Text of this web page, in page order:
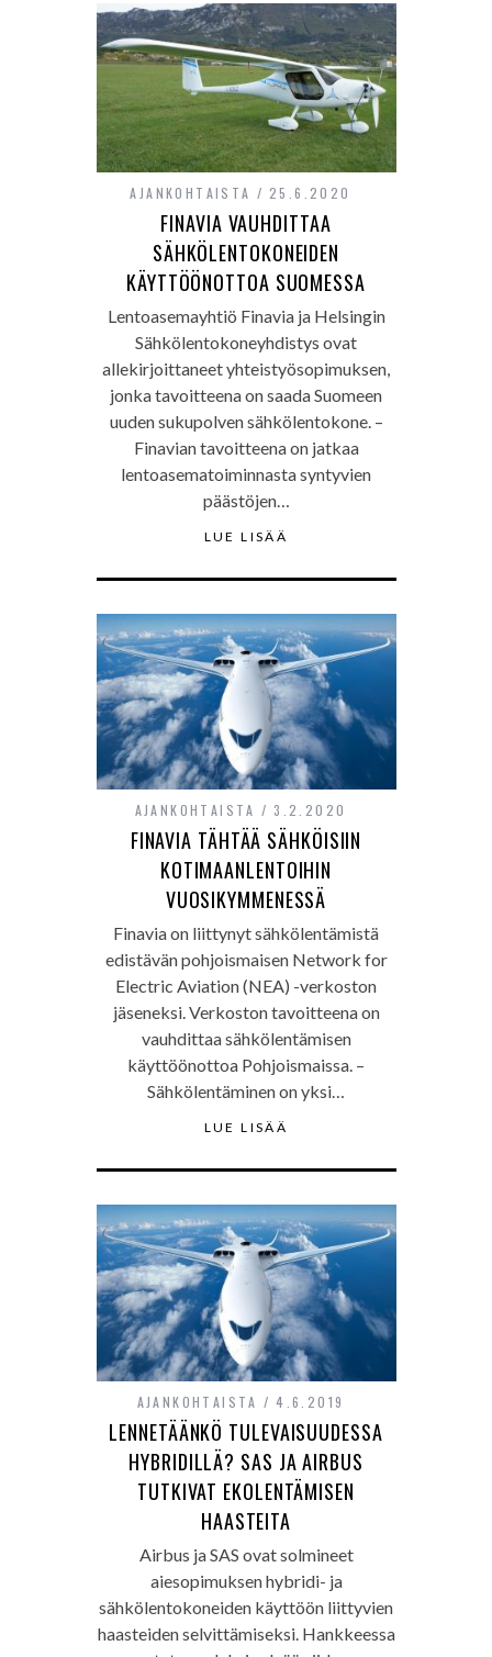
AJANKOHTAISTA 25.6.2020
FINAVIA VAUHDITTAA
SÄHKÖLENTOKONEIDEN
KÄYTTÖÖNOTTOA SUOMESSA
Lentoasemayhtiö Finavia ja Helsingin
Sähkölentokoneyhdistys ovat
allekirjoittaneet yhteistyösopimuksen,
jonka tavoitteena on saada Suomeen
uuden sukupolven sähkölentokone. –
Finavian tavoitteena on jatkaa
lentoasematoiminnasta syntyvien
päästöjen…
LUE LISÄÄ
AJANKOHTAISTA 3.2.2020
FINAVIA TÄHTÄÄ SÄHKÖISIIN
KOTIMAANLENTOIHIN
VUOSIKYMMENESSÄ
Finavia on liittynyt sähkölentämistä
edistävän pohjoismaisen Network for
Electric Aviation (NEA) -verkoston
jäseneksi. Verkoston tavoitteena on
vauhdittaa sähkölentämisen
käyttöönottoa Pohjoismaissa. –
Sähkölentäminen on yksi…
LUE LISÄÄ
AJANKOHTAISTA 4.6.2019
LENNETÄÄNKÖ TULEVAISUUDESSA
HYBRIDILLÄ? SAS JA AIRBUS
TUTKIVAT EKOLENTÄMISEN
HAASTEITA
Airbus ja SAS ovat solmineet
aiesopimuksen hybridi- ja
sähkölentokoneiden käyttöön liittyvien
haasteiden selvittämiseksi. Hankkeessa